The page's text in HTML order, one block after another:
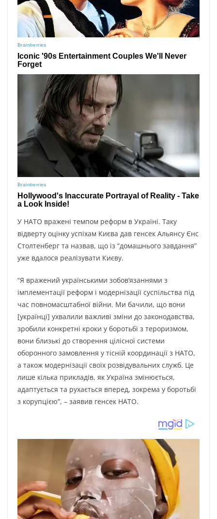
У НАТО вражені темпом реформ в Україні. Таку
відверту оцінку успіхам Києва дав генсек Альянсу Єнс
Столтенберг та назвав, що із “домашнього завдання”
уже вдалося реалізувати Києву.
“Я вражений українськими зобов’язаннями з
імплементації реформ і модернізації суспільства під
час повномасштабної війни. Ми бачили, що вони
[українці] ухвалили важливі зміни до законодавства,
зробили конкретні кроки у боротьбі з тероризмом,
вони близькі до створення цілісної системи
оборонного замовлення у тісній координації з НАТО,
а також модернізації своїх розвідувальних служб. Це
лише кілька прикладів, як Україна змінюється,
адаптується та рухається вперед, зокрема у боротьбі
з корупцією”, – заявив генсек НАТО.